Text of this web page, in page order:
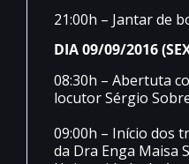
21:00h – Jantar de
DIA 09/09/2016
08:30h – Abertuta
locutor Sérgio
09:00h – Início dos
da Dra Enga Maisa